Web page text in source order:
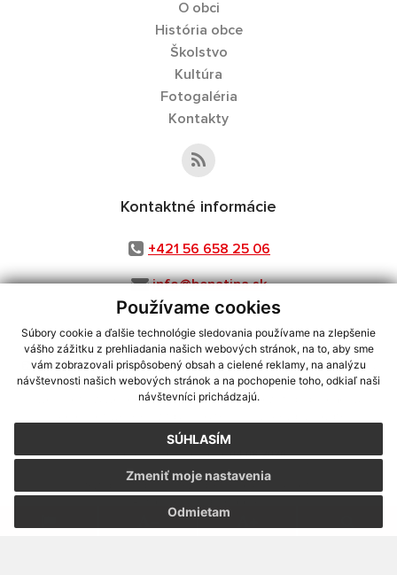
Používame cookies
Súbory cookie a ďalšie technológie sledovania používame na zlepšenie
vášho zážitku z prehliadania našich webových stránok, na to, aby sme
vám zobrazovali prispôsobený obsah a cielené reklamy, na analýzu
návštevnosti našich webových stránok a na pochopenie toho, odkiaľ naši
návštevníci prichádzajú.
SÚHLASÍM
Odmietam
Zmeniť moje nastavenia
O obci
História obce
Školstvo
Kultúra
Fotogaléria
Kontakty
Kontaktné informácie
+421 56 658 25 06
info@benatina.sk
využite možnosť získavania aktuálnych informácií s využitím RSS
CMS systém (redakčný) systém ECHELON 2,Mapa stránok,web portál
webex.digital, s.r.o.,domény,registrácia domény
Posledná aktualizácia:04.08.2026
Vytlačiť stránku|Vyhlásenie o prístupnosti